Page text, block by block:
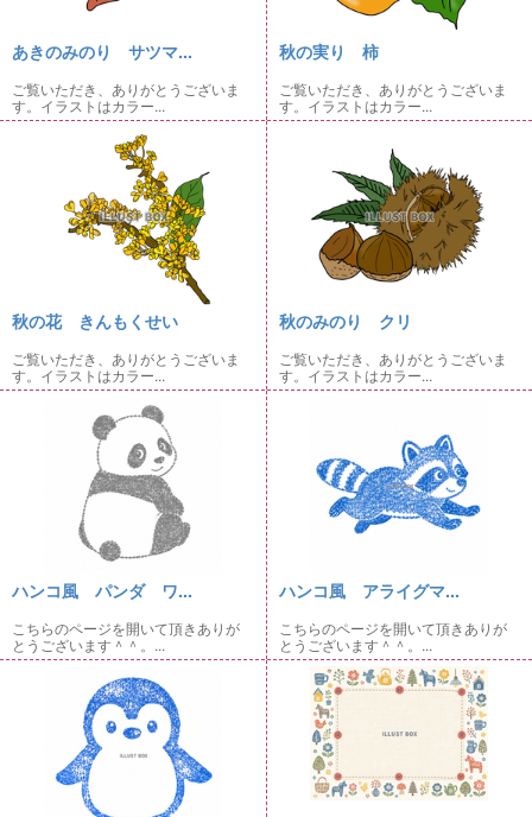
あきのみのり サツマ...
ご覧いただき、ありがとうございま
す。イラストはカラー...
秋の実り 柿
ご覧いただき、ありがとうございま
す。イラストはカラー...
秋の花 きんもくせい
ご覧いただき、ありがとうございま
す。イラストはカラー...
秋のみのり クリ
ご覧いただき、ありがとうございま
す。イラストはカラー...
ハンコ風 パンダ ワ...
こちらのページを開いて頂きありが
とうございます＾＾。...
ハンコ風 アライグマ...
こちらのページを開いて頂きありが
とうございます＾＾。...